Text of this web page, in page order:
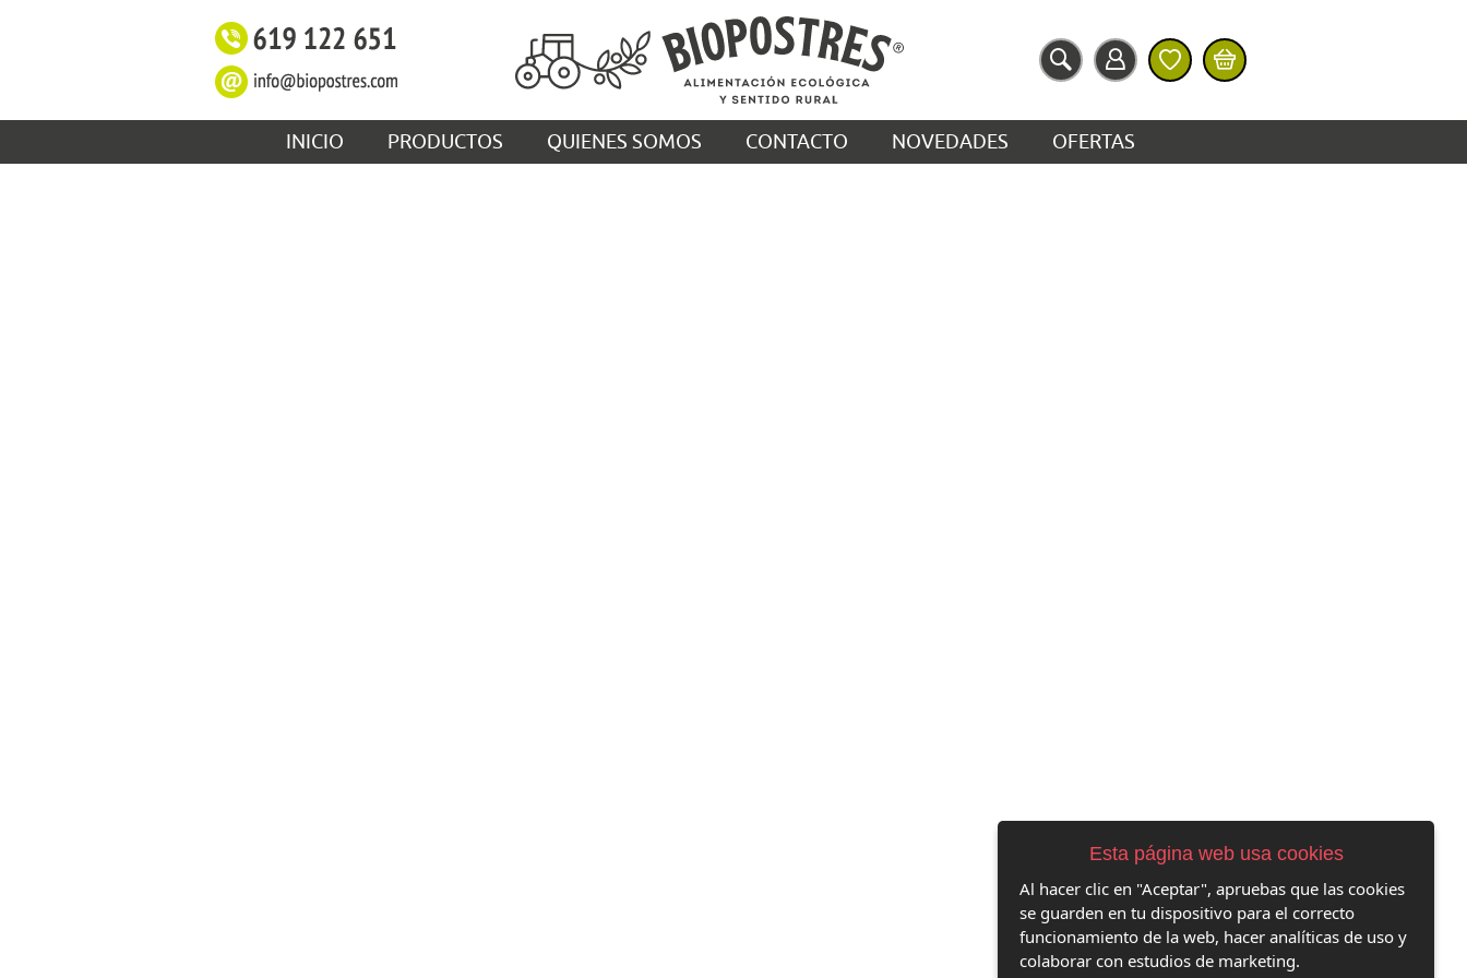
INICIO PRODUCTOS QUIENES SOMOS CONTACTO NOVEDADES OFERTAS
Esta página web usa cookies
Al hacer clic en "Aceptar", apruebas que las cookies
se guarden en tu dispositivo para el correcto
funcionamiento de la web, hacer analíticas de uso y
colaborar con estudios de marketing.